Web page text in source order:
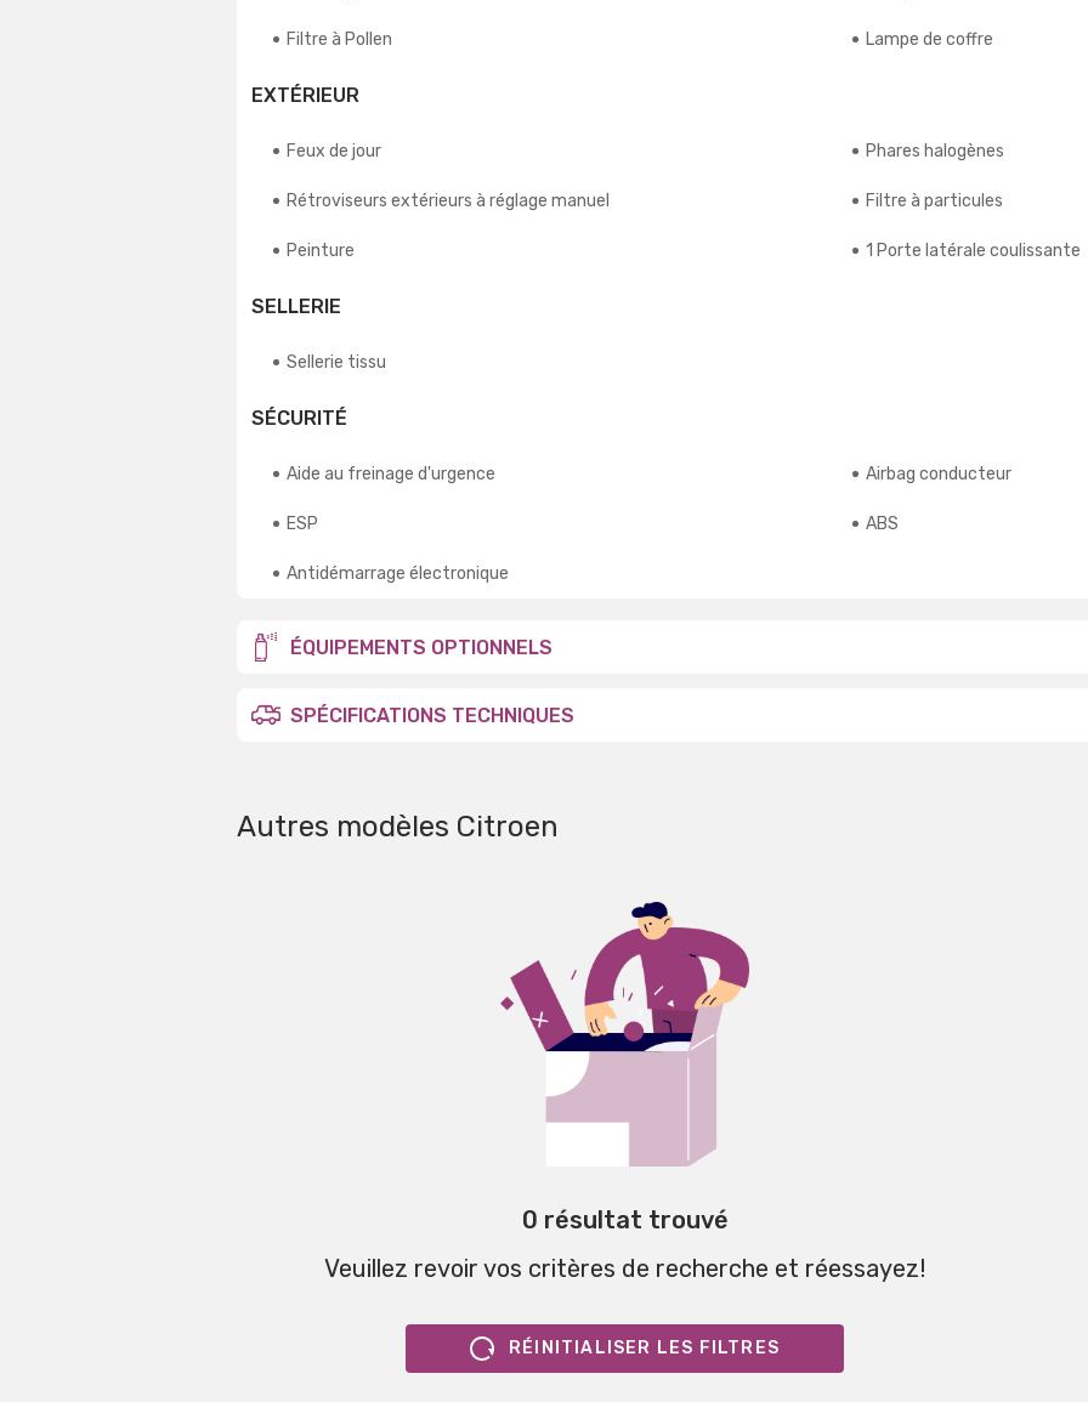
Filtre à Pollen Lampe de coffre
EXTÉRIEUR
Feux de jour Phares halogènes
Rétroviseurs extérieurs à réglage manuel Filtre à particules
Peinture 1 Porte latérale coulissante
SELLERIE
Sellerie tissu
SÉCURITÉ
Aide au freinage d'urgence Airbag conducteur
ESP ABS
Antidémarrage électronique
ÉQUIPEMENTS OPTIONNELS
SPÉCIFICATIONS TECHNIQUES
Autres modèles Citroen
0 résultat trouvé
Veuillez revoir vos critères de recherche et réessayez!
RÉINITIALISER LES FILTRES